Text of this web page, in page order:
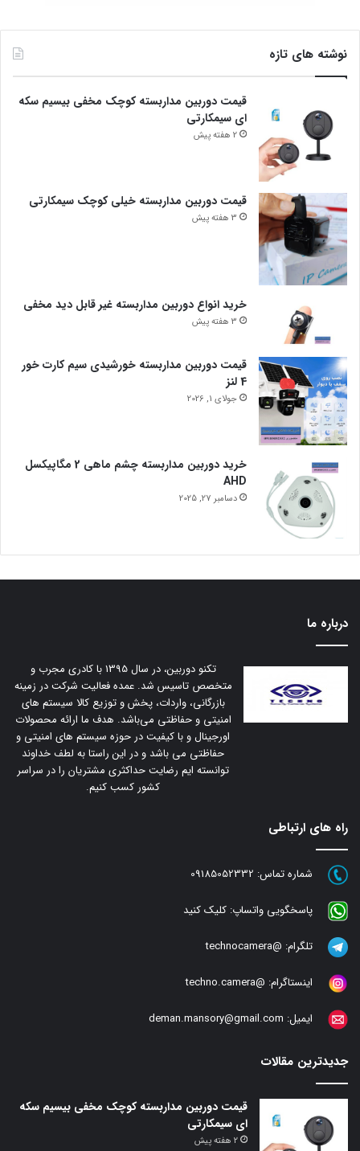
نوشته های تازه
قیمت دوربین مداربسته کوچک مخفی بیسیم سکه
ای سیمکارتی
2 هفته پیش
قیمت دوربین مداربسته خیلی کوچک سیمکارتی
3 هفته پیش
خرید انواع دوربین مداربسته غیر قابل دید مخفی
3 هفته پیش
قیمت دوربین مداربسته خورشیدی سیم کارت خور
4 لنز
جولای 1, 2026
خرید دوربین مداربسته چشم ماهی 2 مگاپیکسل
AHD
دسامبر 27, 2025
درباره ما
تکنو دوربین، در سال 1395 با کادری مجرب و
متخصص تاسیس شد. عمده فعالیت شرکت در زمینه
بازرگانی، واردات، پخش و توزیع کالا سیستم های
امنیتی و حفاظتی می‌باشد. هدف ما ارائه محصولات
اورجینال و با کیفیت در حوزه سیستم های امنیتی و
حفاظتی می باشد و در این راستا به لطف خداوند
توانسته ایم رضایت حداکثری مشتریان را در سراسر
کشور کسب کنیم.
راه های ارتباطی
شماره تماس: 09185052332
پاسخگویی واتساپ: کلیک کنید
تلگرام: @technocamera
اینستاگرام: @techno.camera
ایمیل: deman.mansory@gmail.com
جدیدترین مقالات
قیمت دوربین مداربسته کوچک مخفی بیسیم سکه
ای سیمکارتی
2 هفته پیش